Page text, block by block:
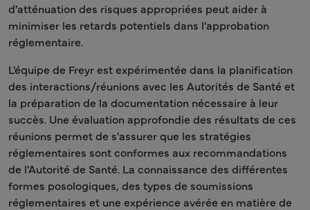
d'atténuation des risques appropriées peut aider à
minimiser les retards potentiels dans l'approbation
réglementaire.
L'équipe de Freyr est expérimentée dans la planification
des interactions/réunions avec les Autorités de Santé et
la préparation de la documentation nécessaire à leur
succès. Une évaluation approfondie des résultats de ces
réunions permet de s'assurer que les stratégies
réglementaires sont conformes aux recommandations
de l'Autorité de Santé. La connaissance des différentes
formes posologiques, des types de soumissions
réglementaires et une expérience avérée en matière de